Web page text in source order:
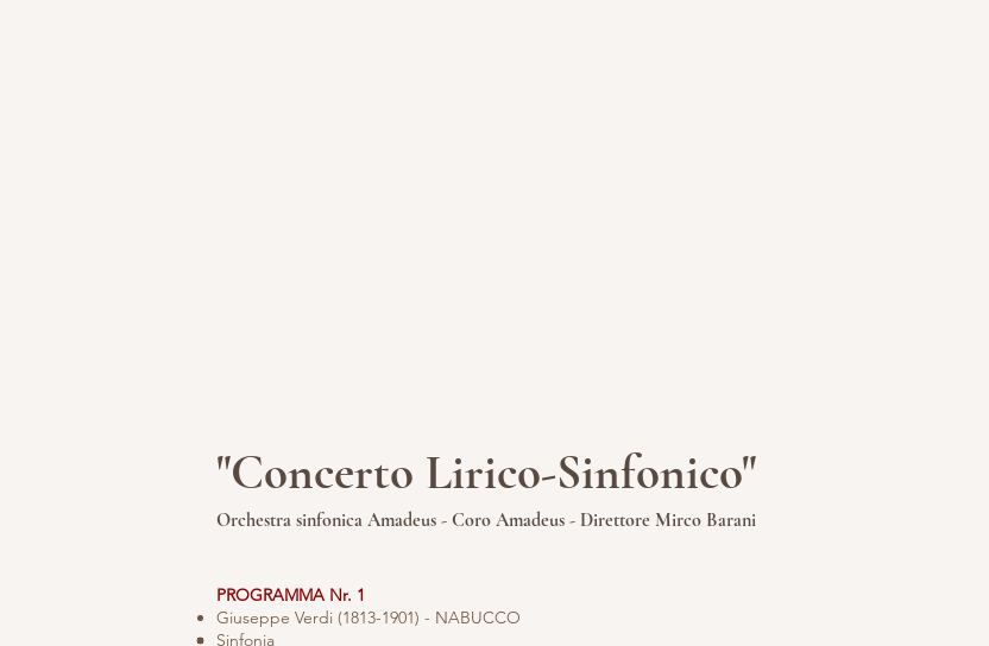
"Concerto Lirico-Sinfonico"
Orchestra sinfonica Amadeus - Coro Amadeus - Direttore Mirco Barani
​PROGRAMMA Nr. 1
Giuseppe Verdi (1813-1901) - NABUCCO
Sinfonia